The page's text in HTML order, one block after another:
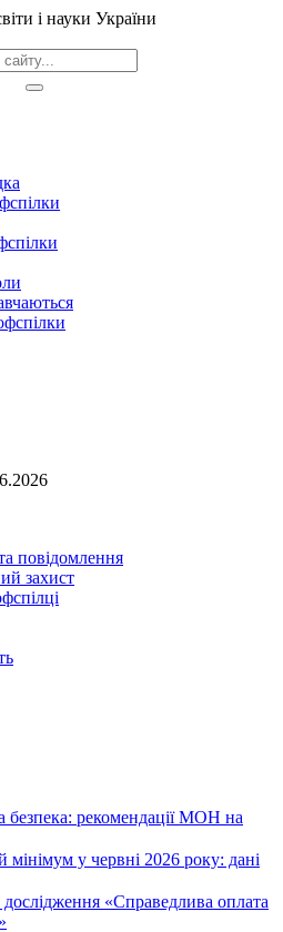
і науки України
повідомлення
захист
рекомендації МОН на
у червні 2026 року: дані
дослідження «Справедлива оплата